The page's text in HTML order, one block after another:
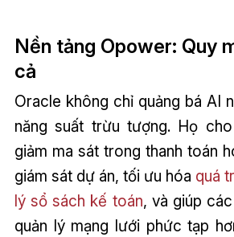
Nền tảng Opower: Quy
cả
Oracle không chỉ quảng bá AI
năng suất trừu tượng. Họ
giảm ma sát trong thanh toán
giám sát dự án, tối ưu hóa quá
lý sổ sách kế toán, và giúp
quản lý mạng lưới phức tạp